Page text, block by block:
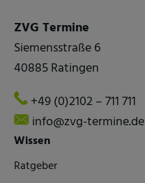
ZVG Termine
Siemensstraße 6
40885 Ratingen
+49 (0)2102 – 711 711
info@zvg-termine.de
Wissen
Ratgeber